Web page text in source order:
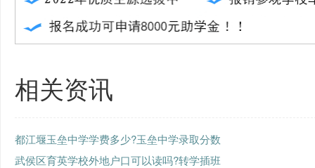
相关资讯
都江堰玉垒中学学费多少?玉垒中学录取分数
武侯区育英学校外地户口可以读吗?转学插班